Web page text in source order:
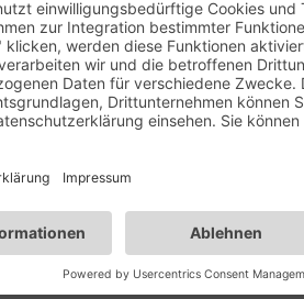
gelangen.
Giftinformationszentrum oder Arzt
örtlichen Vorschriften der